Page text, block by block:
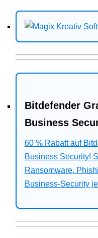
Bitdefender
Business
60 % Rabatt auf
Business Security!
Ransomware,
Business-Security